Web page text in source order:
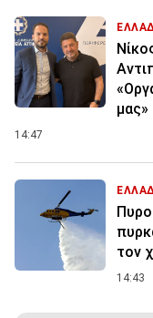
μας»
14:47
τον
14:43